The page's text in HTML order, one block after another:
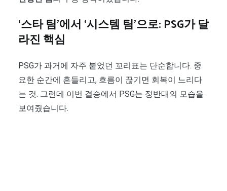
‘스타 팀’에서 ‘시스템 팀’으로: PSG가 달
라진 핵심
PSG가 과거에 자주 붙었던 꼬리표는 단순합니다. 중
요한 순간에 흔들리고, 흐름이 끊기면 회복이 느리다
는 것. 그런데 이번 결승에서 PSG는 정반대의 모습을
보여줬습니다.